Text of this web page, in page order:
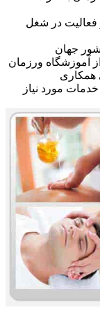
در شغل
آموزشگاه ورزمان
همکاری
مورد نیاز